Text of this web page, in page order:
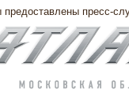
предоставлены пресс-